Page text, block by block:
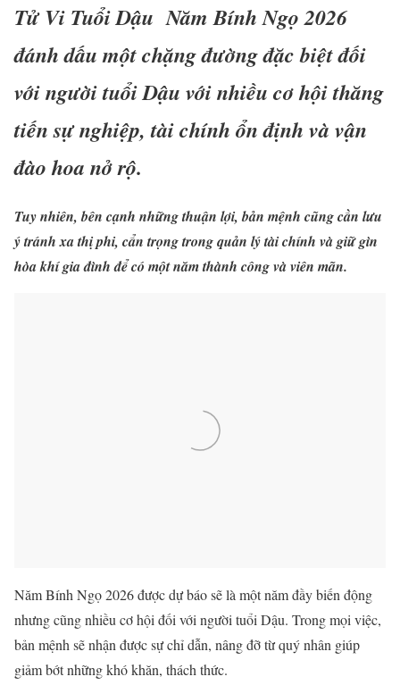
Tử Vi Tuổi Dậu Năm Bính Ngọ 2026
đánh dấu một chặng đường đặc biệt đối
với người tuổi Dậu với nhiều cơ hội thăng
tiến sự nghiệp, tài chính ổn định và vận
đào hoa nở rộ.
Tuy nhiên, bên cạnh những thuận lợi, bản mệnh cũng cần lưu
ý tránh xa thị phi, cẩn trọng trong quản lý tài chính và giữ gìn
hòa khí gia đình để có một năm thành công và viên mãn.
Năm Bính Ngọ 2026 được dự báo sẽ là một năm đầy biến động
nhưng cũng nhiều cơ hội đối với người tuổi Dậu. Trong mọi việc,
bản mệnh sẽ nhận được sự chỉ dẫn, nâng đỡ từ quý nhân giúp
giảm bớt những khó khăn, thách thức.